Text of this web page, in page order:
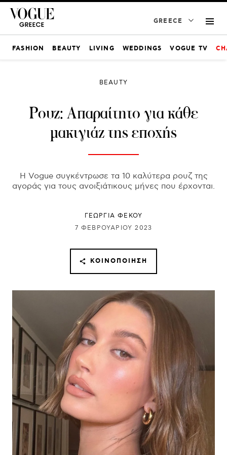
GREECE
FASHION BEAUTY LIVING WEDDINGS VOGUE TV
BEAUTY
Ρουζ: Απαραίτητο για κάθε
μακιγιάζ της εποχής
Η Vogue συγκέντρωσε τα 10 καλύτερα ρουζ της
αγοράς για τους ανοιξιάτικους μήνες που έρχονται.
ΓΕΩΡΓΙΑ ΦΕΚΟΥ
7 ΦΕΒΡΟΥΑΡΊΟΥ 2023
ΚΟΙΝΟΠΟΊΗΣΗ